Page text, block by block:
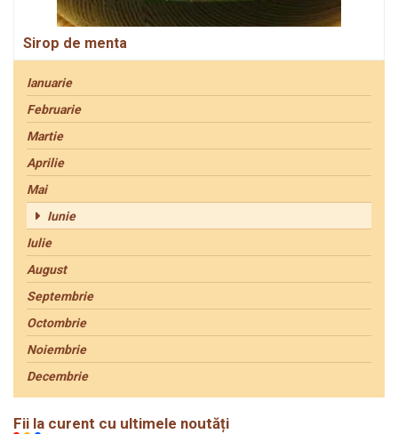
Sirop de menta
Ianuarie
Februarie
Martie
Aprilie
Mai
Iunie
Iulie
August
Septembrie
Octombrie
Noiembrie
Decembrie
Fii la curent cu ultimele noutăți